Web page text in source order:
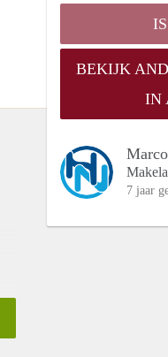
BEKIJK
IN
Marco
7 jaar